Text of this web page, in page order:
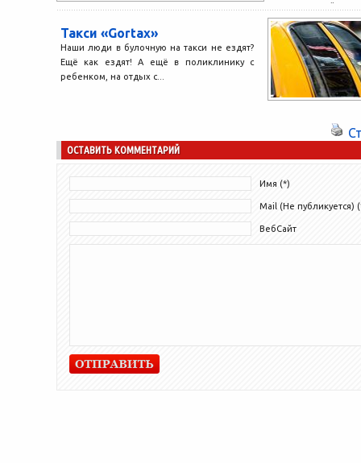
характерной
Такси «Gortax»
Наши люди в булочную на такси не ездят?
Ещё как ездят! А ещё в поликлинику с
ребенком, на отдых с...
ОСТАВИТЬ КОММЕНТАРИЙ
Имя (*)
Mail (Не публикуется)
ВебСайт